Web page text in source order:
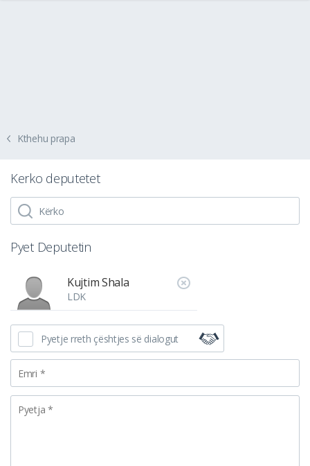
Kthehu prapa
Kerko deputetet
Pyet Deputetin
Kujtim Shala
LDK
Pyetje rreth çështjes së dialogut